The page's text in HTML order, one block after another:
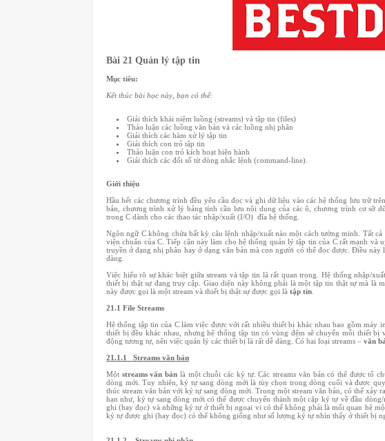
Bài 21 Quản lý tập tin
Mục tiêu:
Kết thúc bài học này, bạn có thể:
Giải thích khái niệm luồng (streams) và tập tin (files)
Thảo luận các luồng văn bản và các luồng nhị phân
Giải thích các hàm xử lý tập tin
Giải thích con trỏ tập tin
Thảo luận con trỏ kích hoạt hiện hành
Giải thích các đối số từ dòng nhắc lệnh (command-line).
Giới thiệu
Hầu hết các chương trình đều yêu cầu đọc và ghi dữ liệu vào các hệ thống lưu trữ
bản, chương trình xử lý bảng tính cần lưu nội dung của các ô, chương trình cơ sỡ
trong C dành cho các thao tác nhập/xuất (I/O) đĩa hệ thống.
Ngôn ngữ C không chứa bất kỳ câu lệnh nhập/xuất nào một cách tường minh. Tất
viện chuẩn của C. Tiếp cận này làm cho hệ thống quản lý tập tin của C rất mạnh
truyền ở dạng nhị phân hay ở dạng văn bản mà con người có thể đọc được. Điều
dàng.
Việc hiểu rõ sự khác biệt giữa stream và tập tin là rất quan trọng. Hệ thống nhập/
thiết bị thật sự đang truy cập. Giao diện này không phải là một tập tin thật sự mà là
này được gọi là một stream và thiết bị thật sự được gọi là tập tin
21.1 File Streams
Hệ thống tập tin của C làm việc được với rất nhiều thiết bị khác nhau bao gồm máy
thiết bị đều khác nhau, nhưng hệ thống tập tin có vùng đệm sẽ chuyển mỗi thiết
động tương tự, nên việc quản lý các thiết bị là rất dễ dàng. Có hai loại streams – văn
21.1.1
Streams văn bản
Một streams văn bản là một chuỗi các ký tự. Các streams văn bản có thể được tổ
dòng mới. Tuy nhiên, ký tự sang dòng mới là tùy chọn trong dòng cuối và được
thúc stream văn bản với ký tự sang dòng mới. Trong một stream văn bản, có thể xảy
hạn như, ký tự sang dòng mới có thể được chuyển thành một cặp ký tự về đầu
ghi (hay đọc) và những ký tự ở thiết bị ngoại vi có thể không phải là mối quan hệ
ký tự được ghi (hay đọc) có thể không giống như số lượng ký tự nhìn thấy ở thiết bị